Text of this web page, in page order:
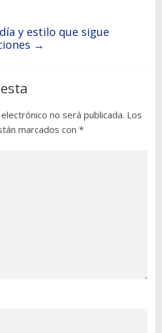
y estilo que sigue
→
no será publicada. Los
marcados con *